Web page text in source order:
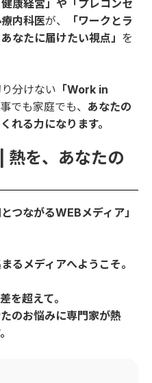
健康経営」や「プレコンセ
内科医が、
「ワークとラ
なたに届けたい視点」 を
分けない 「Work in
でも家庭でも、 あなたの
れる力になります。
を、あなたの
つながるWEBメディア」
るメディアへようこそ。
を超えて。
のお悩みに専門家が熱